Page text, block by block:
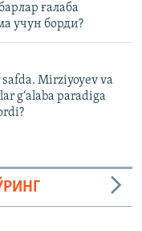
ғалаба
учун борди?
Mirziyoyev va
g‘alaba paradiga